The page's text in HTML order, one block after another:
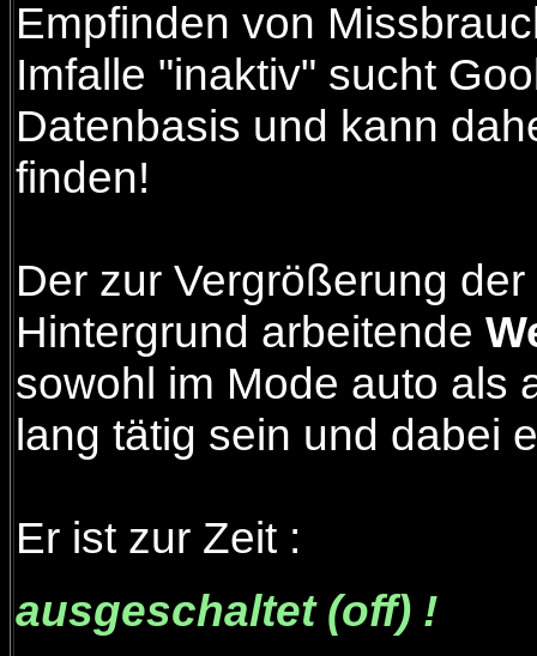
Empfinden von
Imfalle "inaktiv" sucht
Datenbasis und kann
finden!
Der zur Vergrößerung
Hintergrund arbeitende
sowohl im Mode auto als
lang tätig sein und dabei
Er ist zur Zeit :
ausgeschaltet (off) !